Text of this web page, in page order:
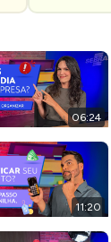
06:24
11:20